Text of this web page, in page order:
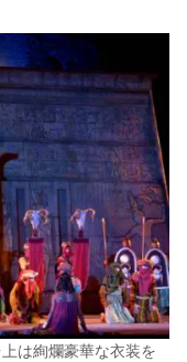
は絢爛豪華な衣装を